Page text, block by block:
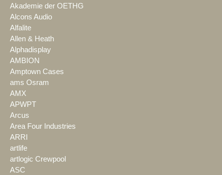
Akademie der OETHG
Alcons Audio
Alfalite
Allen & Heath
Alphadisplay
AMBION
Amptown Cases
ams Osram
AMX
APWPT
Arcus
Area Four Industries
ARRI
artlife
artlogic Crewpool
ASC